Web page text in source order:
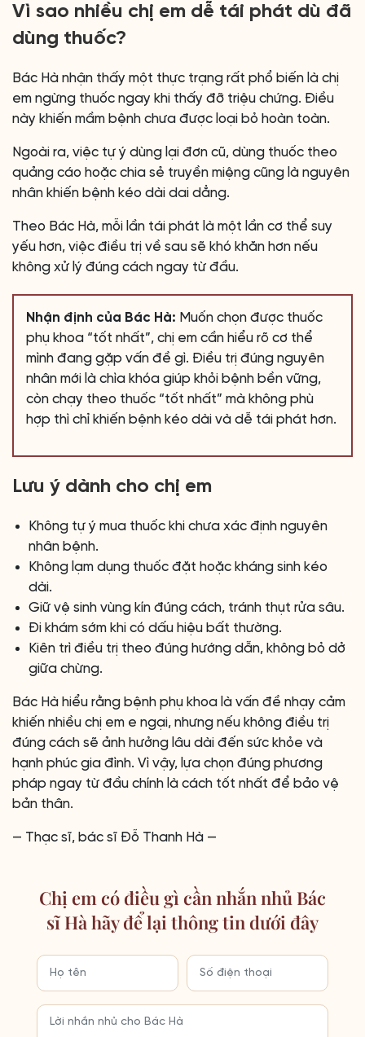
Vì sao nhiều chị em dễ tái phát dù đã
dùng thuốc?
Bác Hà nhận thấy một thực trạng rất phổ biến là chị
em ngừng thuốc ngay khi thấy đỡ triệu chứng. Điều
này khiến mầm bệnh chưa được loại bỏ hoàn toàn.
Ngoài ra, việc tự ý dùng lại đơn cũ, dùng thuốc theo
quảng cáo hoặc chia sẻ truyền miệng cũng là nguyên
nhân khiến bệnh kéo dài dai dẳng.
Theo Bác Hà, mỗi lần tái phát là một lần cơ thể suy
yếu hơn, việc điều trị về sau sẽ khó khăn hơn nếu
không xử lý đúng cách ngay từ đầu.
Nhận định của Bác Hà: Muốn chọn được thuốc
phụ khoa “tốt nhất”, chị em cần hiểu rõ cơ thể
mình đang gặp vấn đề gì. Điều trị đúng nguyên
nhân mới là chìa khóa giúp khỏi bệnh bền vững,
còn chạy theo thuốc “tốt nhất” mà không phù
hợp thì chỉ khiến bệnh kéo dài và dễ tái phát hơn.
Lưu ý dành cho chị em
Không tự ý mua thuốc khi chưa xác định nguyên
nhân bệnh.
Không lạm dụng thuốc đặt hoặc kháng sinh kéo
dài.
Giữ vệ sinh vùng kín đúng cách, tránh thụt rửa sâu.
Đi khám sớm khi có dấu hiệu bất thường.
Kiên trì điều trị theo đúng hướng dẫn, không bỏ dở
giữa chừng.
Bác Hà hiểu rằng bệnh phụ khoa là vấn đề nhạy cảm
khiến nhiều chị em e ngại, nhưng nếu không điều trị
đúng cách sẽ ảnh hưởng lâu dài đến sức khỏe và
hạnh phúc gia đình. Vì vậy, lựa chọn đúng phương
pháp ngay từ đầu chính là cách tốt nhất để bảo vệ
bản thân.
— Thạc sĩ, bác sĩ Đỗ Thanh Hà —
Chị em có điều gì cần nhắn nhủ Bác
sĩ Hà hãy để lại thông tin dưới đây